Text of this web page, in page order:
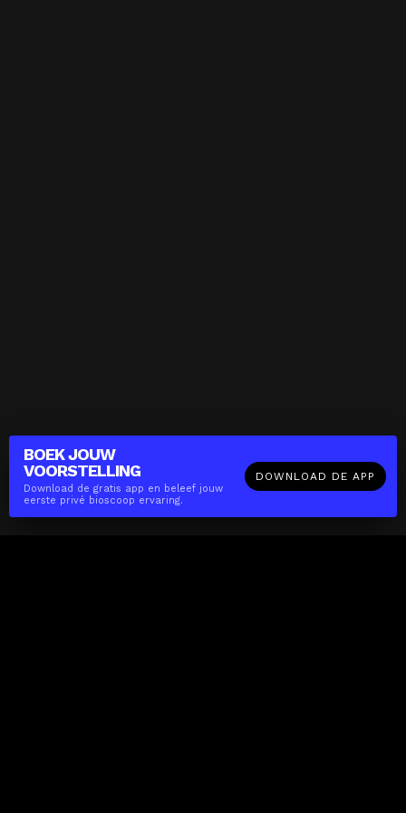
BOEK JOUW
VOORSTELLING
Download de gratis app en beleef jouw
eerste privé bioscoop ervaring.
DOWNLOAD DE APP